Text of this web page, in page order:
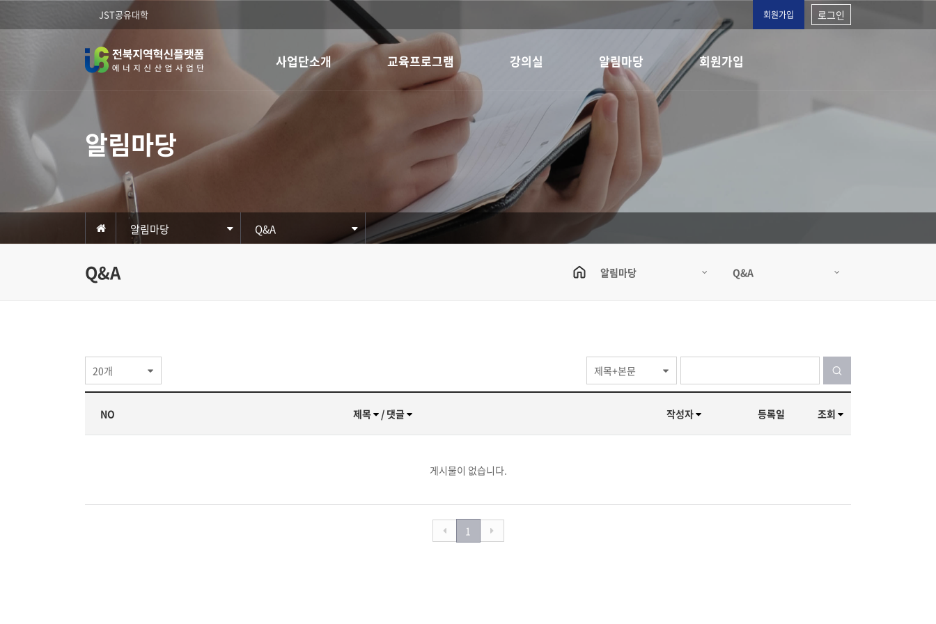
JST공유대학 회원가입 로그인
사업단소개 교육프로그램 강의실 알림마당 회원가입
알림마당
알림마당 Q&A
Q&A 알림마당 Q&A
20개 제목+본문
NO 제목 / 댓글 작성자 등록일 조회
게시물이 없습니다.
1